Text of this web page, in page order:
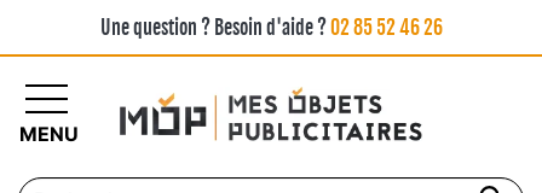
Une question ? Besoin d'aide ?02 85 52 46 26
MENU